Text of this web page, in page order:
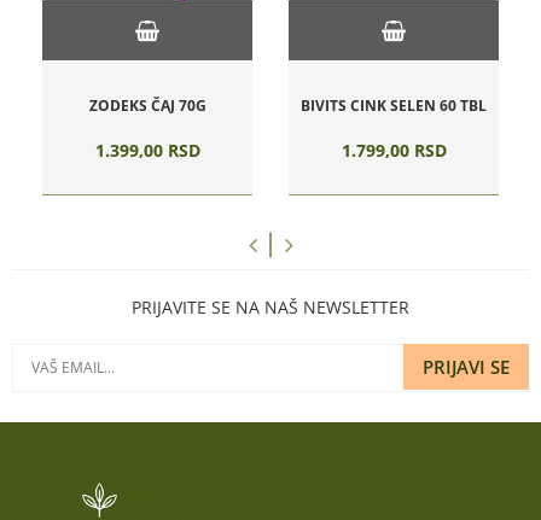
ZODEKS ČAJ 70G
1.399,00 RSD
BIVITS CINK SELEN 60 TBL
1.799,00 RSD
PRIJAVITE SE NA NAŠ NEWSLETTER
PRIJAVI SE